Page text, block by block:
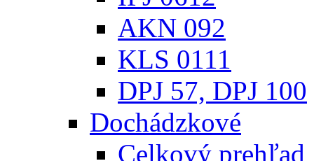
AKN 092
KLS 0111
DPJ 57, DPJ 100
Dochádzkové
Celkový prehľad